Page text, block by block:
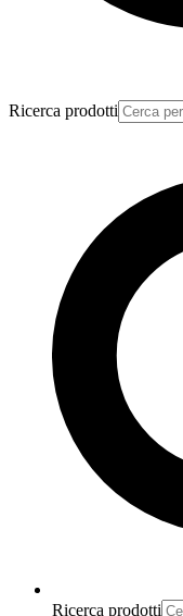
Ricerca prodotti
Ricerca prodotti